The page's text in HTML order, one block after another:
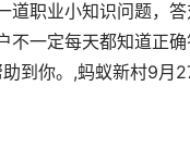
道职业小知识问题，
不一定每天都知道正
到你。,蚂蚁新村9